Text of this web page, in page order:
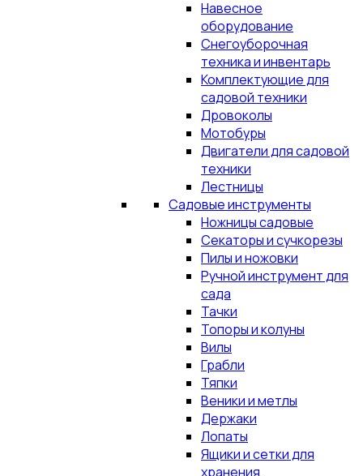
Навесное
оборудование
Снегоуборочная
техника и инвентарь
Комплектующие для
садовой техники
Дровоколы
Мотобуры
Двигатели для садовой
техники
Лестницы
Садовые инструменты
Ножницы садовые
Секаторы и сучкорезы
Пилы и ножовки
Ручной инструмент для
сада
Тачки
Топоры и колуны
Вилы
Грабли
Тяпки
Веники и метлы
Держаки
Лопаты
Ящики и сетки для
хранения